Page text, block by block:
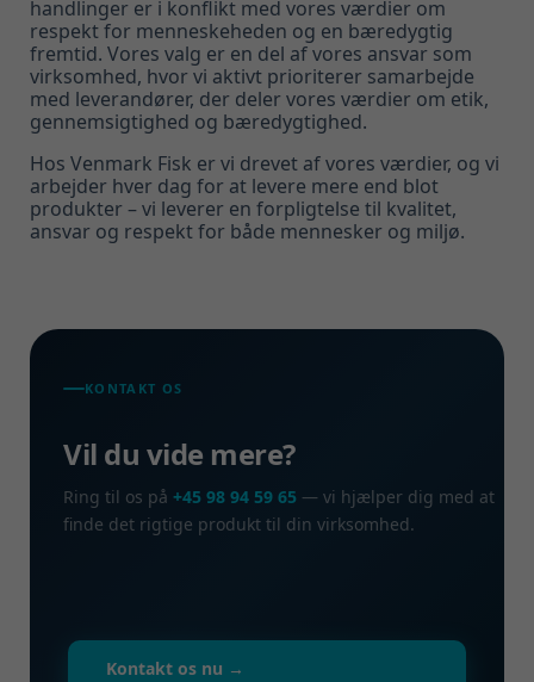
handlinger er i konflikt med vores værdier om
respekt for menneskeheden og en bæredygtig
fremtid. Vores valg er en del af vores ansvar som
virksomhed, hvor vi aktivt prioriterer samarbejde
med leverandører, der deler vores værdier om etik,
gennemsigtighed og bæredygtighed.
Hos Venmark Fisk er vi drevet af vores værdier, og vi
arbejder hver dag for at levere mere end blot
produkter – vi leverer en forpligtelse til kvalitet,
ansvar og respekt for både mennesker og miljø.
KONTAKT OS
Vil du vide mere?
Ring til os på +45 98 94 59 65 — vi hjælper dig med at
finde det rigtige produkt til din virksomhed.
Kontakt os nu →